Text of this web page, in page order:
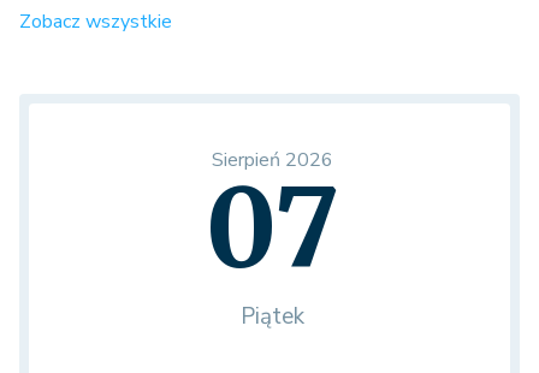
Zobacz wszystkie
Sierpień 2026
07
Piątek